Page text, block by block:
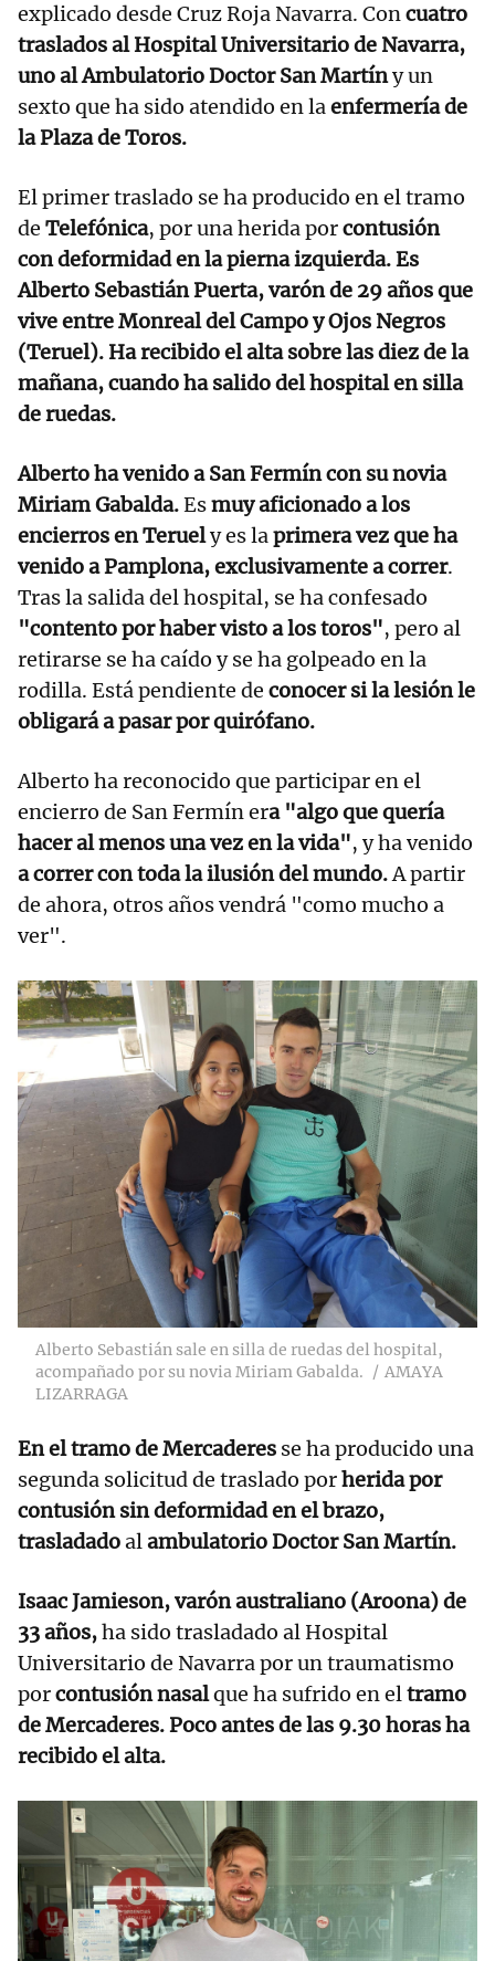
explicado desde Cruz Roja Navarra. Concuatro
traslados al Hospital Universitario de Navarra,
uno al Ambulatorio Doctor San Martíny un
sexto que ha sido atendido en laenfermería de
la Plaza de Toros.
El primer traslado se ha producido en el tramo
de Telefónica, por una herida porcontusión
con deformidad en la pierna izquierda. Es
Alberto Sebastián Puerta, varón de 29 años que
vive entre Monreal del Campo y Ojos Negros
(Teruel). Ha recibido el alta sobre las diez de la
mañana, cuando ha salido del hospital en silla
de ruedas.
Alberto ha venido a San Fermín con su novia
Miriam Gabalda.Esmuy aficionado a los
encierros en Teruely es laprimera vez que ha
venido a Pamplona, exclusivamente a correr.
Tras la salida del hospital, se ha confesado
"contento por haber visto a los toros", pero al
retirarse se ha caído y se ha golpeado en la
rodilla. Está pendiente de conocer si la lesión le
obligará a pasar por quirófano.
Alberto ha reconocido que participar en el
encierro de San Fermín era "algo que quería
hacer al menos una vez en la vida", y ha venido
a correr con toda la ilusión del mundo.A partir
de ahora, otros años vendrá "como mucho a
ver".
Alberto Sebastián sale en silla de ruedas del hospital,
acompañado por su novia Miriam Gabalda.
AMAYA
LIZARRAGA
En el tramo de Mercaderes se ha producido una
segunda solicitud de traslado porherida por
contusión sin deformidad en el brazo,
trasladadoalambulatorio Doctor San Martín.
Isaac Jamieson, varón australiano (Aroona) de
33 años,ha sido trasladado al Hospital
Universitario de Navarra por un traumatismo
porcontusión nasalque ha sufrido en eltramo
de Mercaderes. Poco antes de las 9.30 horas ha
recibido el alta.